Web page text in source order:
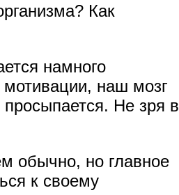
Как
намного
наш мозг
Не зря в
обычно, но главное
к своему